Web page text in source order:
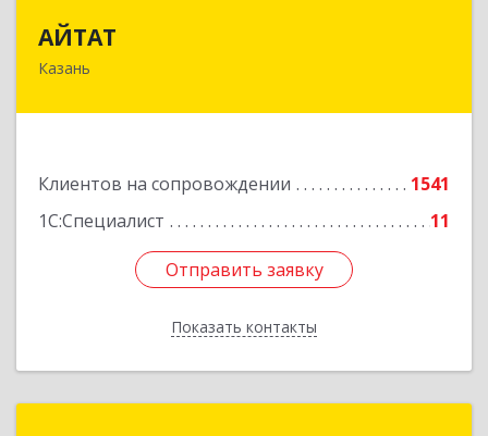
АЙТАТ
Казань
Клиентов на сопровождении
1541
1С:Специалист
11
Отправить заявку
Показать контакты
Подробнее
Отправить заявку
Назад